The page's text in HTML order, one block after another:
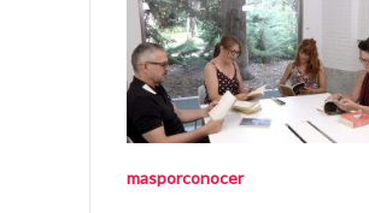
masporconocer